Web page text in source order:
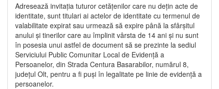
Adresează invitația tuturor cetățenilor care nu dețin acte de
identitate, sunt titulari ai actelor de identitate cu termenul de
valabilitate expirat sau urmează să expire până la sfârșitul
anului și tinerilor care au împlinit vârsta de 14 ani și nu sunt
în posesia unui astfel de document să se prezinte la sediul
Serviciului Public Comunitar Local de Evidență a
Persoanelor, din Strada Centura Basarabilor, numărul 8,
județul Olt, pentru a fi puși în legalitate pe linie de evidență a
persoanelor.